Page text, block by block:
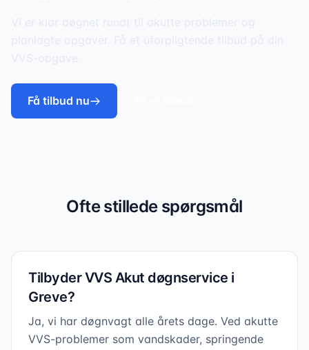
Vi er klar døgnet rundt til akutte problemer og
planlagte opgaver. Få et uforpligtende tilbud på din
VVS-opgave.
Få tilbud nu
Ofte stillede spørgsmål
Tilbyder VVS Akut døgnservice i
Greve?
Ja, vi har døgnvagt alle årets dage. Ved akutte
VVS-problemer som vandskader, springende